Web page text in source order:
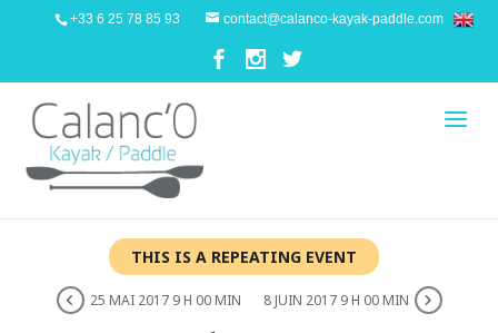
+33 6 25 78 85 93 contact@calanco-kayak-paddle.com
THIS IS A REPEATING EVENT
25 MAI 2017 9 H 00 MIN 8 JUIN 2017 9 H 00 MIN